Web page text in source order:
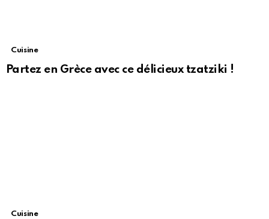
Cuisine
Partez en Grèce avec ce délicieux tzatziki !
Cuisine